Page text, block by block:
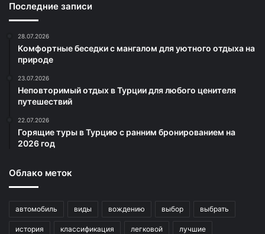
Последние записи
28.07.2026
Комфортные беседки с мангалом для уютного отдыха на
природе
23.07.2026
Неповторимый отдых в Турции для любого ценителя
путешествий
22.07.2026
Горящие туры в Турцию с ранним бронированием на
2026 год
Облако меток
автомобиль виды вождению выбор выбрать
история классификация легковой лучшие